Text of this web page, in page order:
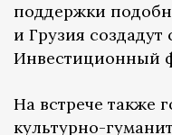
поддержки
и Грузия
Инвестиционный
На встрече также
культурно-